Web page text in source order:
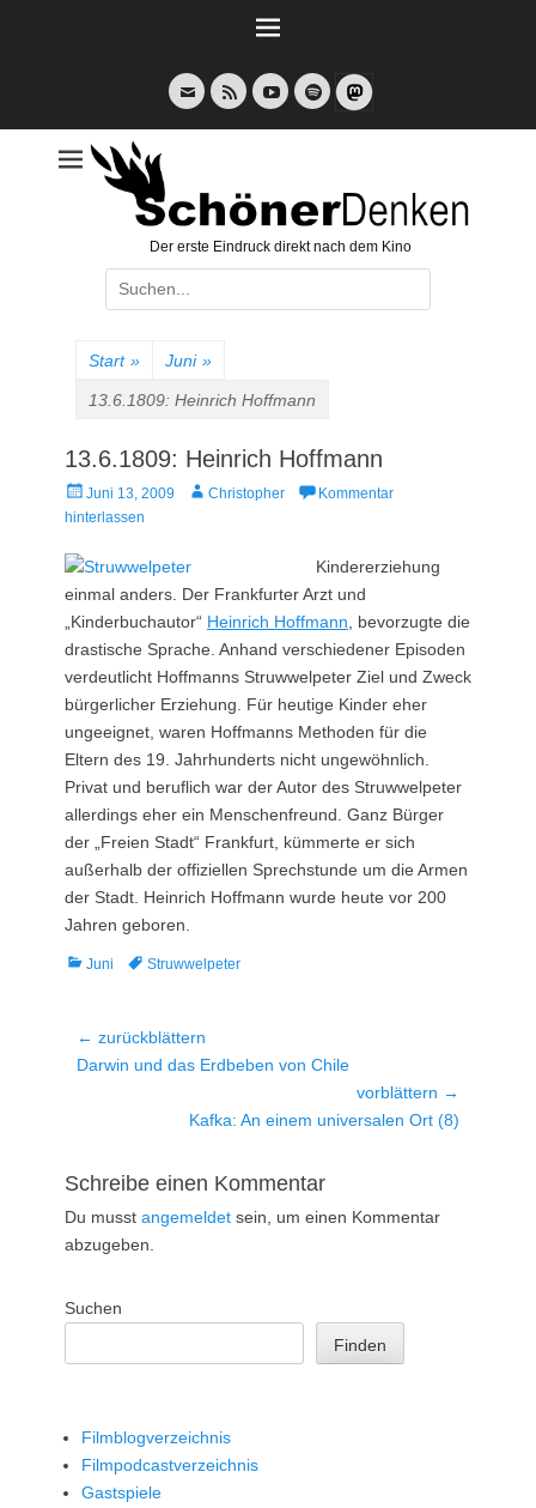
E-
Mail
Feed YouTubeSpotify
Der erste Eindruck direkt nach dem Kino
Suche
nach:
Start » Juni »
13.6.1809: Heinrich Hoffmann
13.6.1809: Heinrich Hoffmann
Veröffentlicht
am
Juni 13, 2009 AutorChristopher
Kommentar
hinterlassen
Kindererziehung
einmal anders. Der Frankfurter Arzt und
„Kinderbuchautor“ Heinrich Hoffmann , bevorzugte die
drastische Sprache. Anhand verschiedener Episoden
verdeutlicht Hoffmanns Struwwelpeter Ziel und Zweck
bürgerlicher Erziehung. Für heutige Kinder eher
ungeeignet, waren Hoffmanns Methoden für die
Eltern des 19. Jahrhunderts nicht ungewöhnlich.
Privat und beruflich war der Autor des Struwwelpeter
allerdings eher ein Menschenfreund. Ganz Bürger
der „Freien Stadt“ Frankfurt, kümmerte er sich
außerhalb der offiziellen Sprechstunde um die Armen
der Stadt. Heinrich Hoffmann wurde heute vor 200
Jahren geboren.
Kategorien
Juni TagsStruwwelpeter
Beitragsnavigation
← zurückblättern
Vorheriger
Darwin und das Erdbeben von Chile
vorblättern →
Kafka: An einem universalen Ort (8)
Schreibe einen Kommentar
Du musst angemeldet sein, um einen Kommentar
abzugeben.
Suchen
Finden
Filmblogverzeichnis
Filmpodcastverzeichnis
Gastspiele